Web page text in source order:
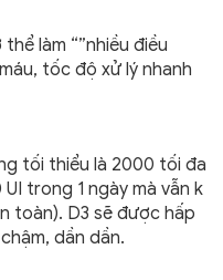
làm “”nhiều điều
tốc độ xử lý nhanh
tối thiểu là 2000 tối đa
trong 1 ngày mà vẫn k
toàn). D3 sẽ được hấp
dần dần.